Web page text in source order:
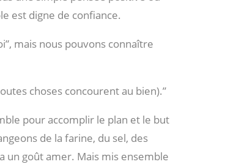
est digne de confiance.
mais nous pouvons connaître
choses concourent au bien).”
pour accomplir le plan et le but
de la farine, du sel, des
un goût amer. Mais mis ensemble